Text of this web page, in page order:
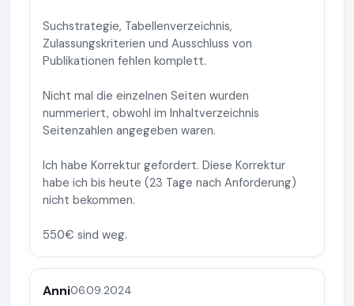
Suchstrategie, Tabellenverzeichnis,
Zulassungskriterien und Ausschluss von
Publikationen fehlen komplett.
Nicht mal die einzelnen Seiten wurden
nummeriert, obwohl im Inhaltverzeichnis
Seitenzahlen angegeben waren.
Ich habe Korrektur gefordert. Diese Korrektur
habe ich bis heute (23 Tage nach Anforderung)
nicht bekommen.
550€ sind weg.
Anni06.09.2024